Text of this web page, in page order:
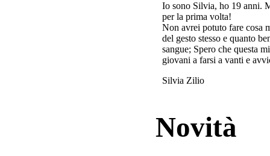
Io sono Silvia, ho 19 anni.
per la prima volta!
Non avrei potuto fare cosa
del gesto stesso e quanto
sangue; Spero che questa
giovani a farsi a vanti e
Silvia Zilio
Novità